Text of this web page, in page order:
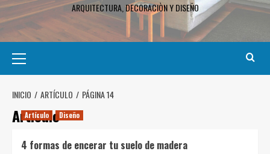
ARQUITECTURA, DECORACIÒN Y DISEÑO
principal
INICIO ARTÍCULO PÁGINA 14
Artículo
Artículo Diseño
4 formas de encerar tu suelo de madera